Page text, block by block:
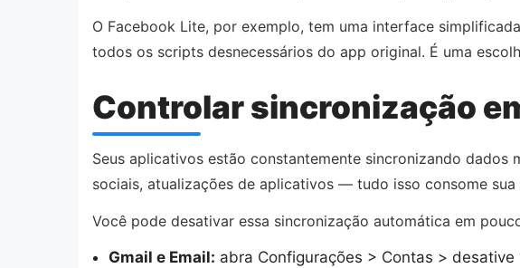
O Facebook Lite, por exemplo, tem uma interface
todos os scripts desnecessários do app original. É uma
Controlar sincronização
Seus aplicativos estão constantemente sincronizando
sociais, atualizações de aplicativos — tudo isso consome sua
Você pode desativar essa sincronização automática em
Gmail e Email: abra Configurações > Contas > desative